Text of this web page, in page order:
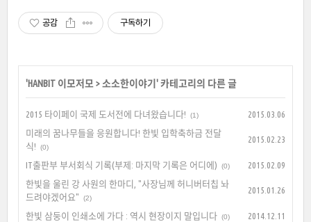
공감 구독하기
'HANBIT 이모저모 > 소소한이야기 ' 카테고리의 다른 글
2015 타이페이 국제 도서전에 다녀왔습니다! (1)
2015.03.06
미래의 꿈나무들을 응원합니다! 한빛 입학축하금 전달
식!
(0)
2015.02.23
IT출판부 부서회식 기록(부제: 마지막 기록은 어디에) (0)
2015.02.09
한빛을 울린 강 사원의 한마디, "사장님께 허니버터칩 놔
드려야겠어요"
(2)
2015.01.26
한빛 삼둥이 인쇄소에 가다 : 역시 현장이지 말입니다 (0) 2014.12.11